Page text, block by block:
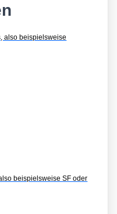
also beispielsweise
beispielsweise SF oder